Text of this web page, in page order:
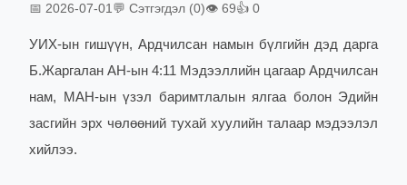
📅 2026-07-01💬 Сэтгэгдэл (0)👁 69👍 0
УИХ-ын гишүүн, Ардчилсан намын бүлгийн дэд дарга
Б.Жаргалан АН-ын 4:11 Мэдээллийн цагаар Ардчилсан
нам, МАН-ын үзэл баримтлалын ялгаа болон Эдийн
засгийн эрх чөлөөний тухай хуулийн талаар мэдээлэл
хийлээ.